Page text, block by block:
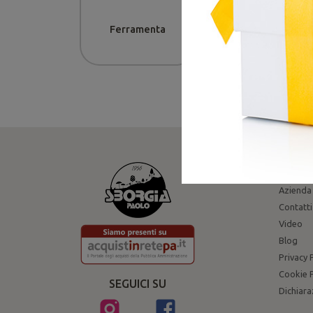
Ferramenta Ricambi
SEGUICI SU
Azienda
Contatti
Video
Blog
Privacy
Cookie